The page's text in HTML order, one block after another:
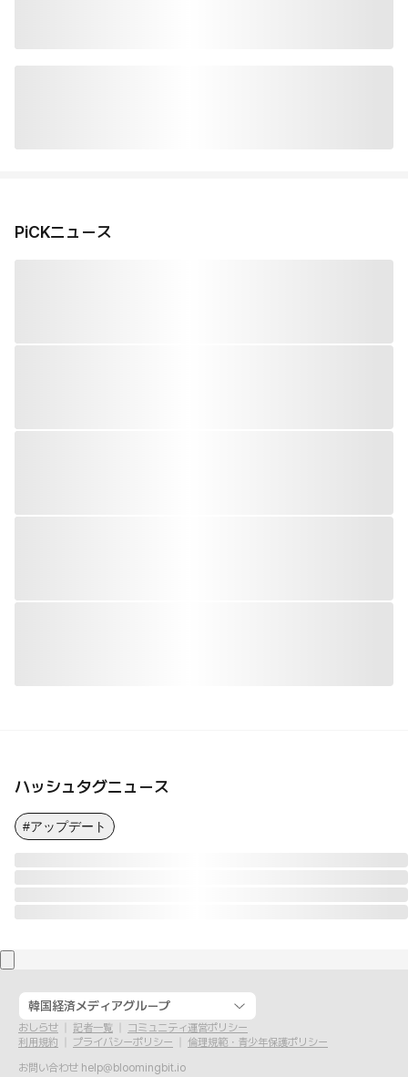
PiCKニュース
ハッシュタグニュース
#アップデート
韓国経済メディアグループ
おしらせ 記者一覧
コミュニティ運営ポリシー
利用規約
プライバシーポリシー
倫理規範・青少年保護ポリシー
お問い合わせ help@bloomingbit.io